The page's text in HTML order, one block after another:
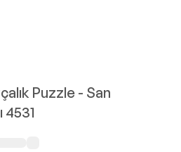
Puzzle - San
4531